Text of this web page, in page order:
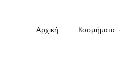
Αρχική Κοσμήματα